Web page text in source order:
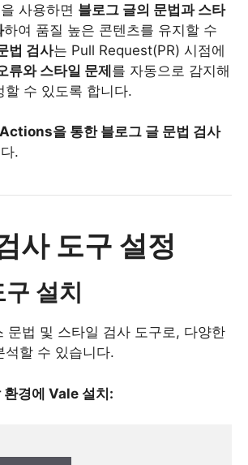
사용하면 블로그 글의 문법과 스타
하여 품질 높은 콘텐츠를 유지할 수
법 검사는 Pull Request(PR) 시점에
류와 스타일 문제를 자동으로 감지해
할 수 있도록 합니다.
을 통한 블로그 글 문법 검사
.
사 도구 설정
설치
문법 및 스타일 검사 도구로, 다양한
석할 수 있습니다.
환경에 Vale 설치: